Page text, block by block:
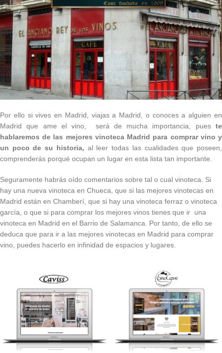
Por ello si vives en Madrid, viajas a Madrid, o conoces a alguien en
Madrid que ame el vino, será de mucha importancia, pues te
hablaremos de las mejores vinoteca Madrid para comprar vino y
un poco de su historia, al leer todas las cualidades que poseen,
comprenderás porqué ocupan un lugar en esta lista tan importante.
Seguramente habrás oído comentarios sobre tal o cual vinoteca. Si
hay una nueva vinoteca en Chueca, que si las mejores vinotecas en
Madrid están en Chamberí, que si hay una vinoteca ferraz o vinoteca
garcía, o que si para comprar los mejores vinos tienes que ir una
vinoteca en Madrid en el Barrio de Salamanca. Por tanto, de ello se
deduca que para ir a las mejores vinotecas en Madrid para comprar
vino, puedes hacerlo en infinidad de espacios y lugares.